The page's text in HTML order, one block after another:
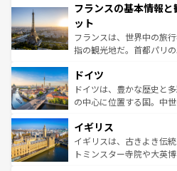
ませてくれるイタリアで
なお、新着のイタリア情報
しい。
文化が根付くこの国では
れる闘牛、そして美味し
る。首都マドリードの洗
アートに溢れた街角から
せる。地方によって風土
ンテンツ一覧を参照して
フランスの基本情報
ット
フランスは、世界中の旅
指の観光地だ。首都パリ
で、幅広い魅力が詰まっ
聖堂、美しいビーチ、そ
から魅了する。また、フ
いる。シャンパンの発祥
香り高いラベンダー畑な
らに、パリ以外の地域に
ドイツ
ドイツは、豊かな歴史と
の中心に位置する国。中
顔を持つこの国は、どこ
ルリンの文化的活気、バ
してライン川沿いのワイ
イギリス
イギリスは、古きよき伝
トミンスター寺院や大英